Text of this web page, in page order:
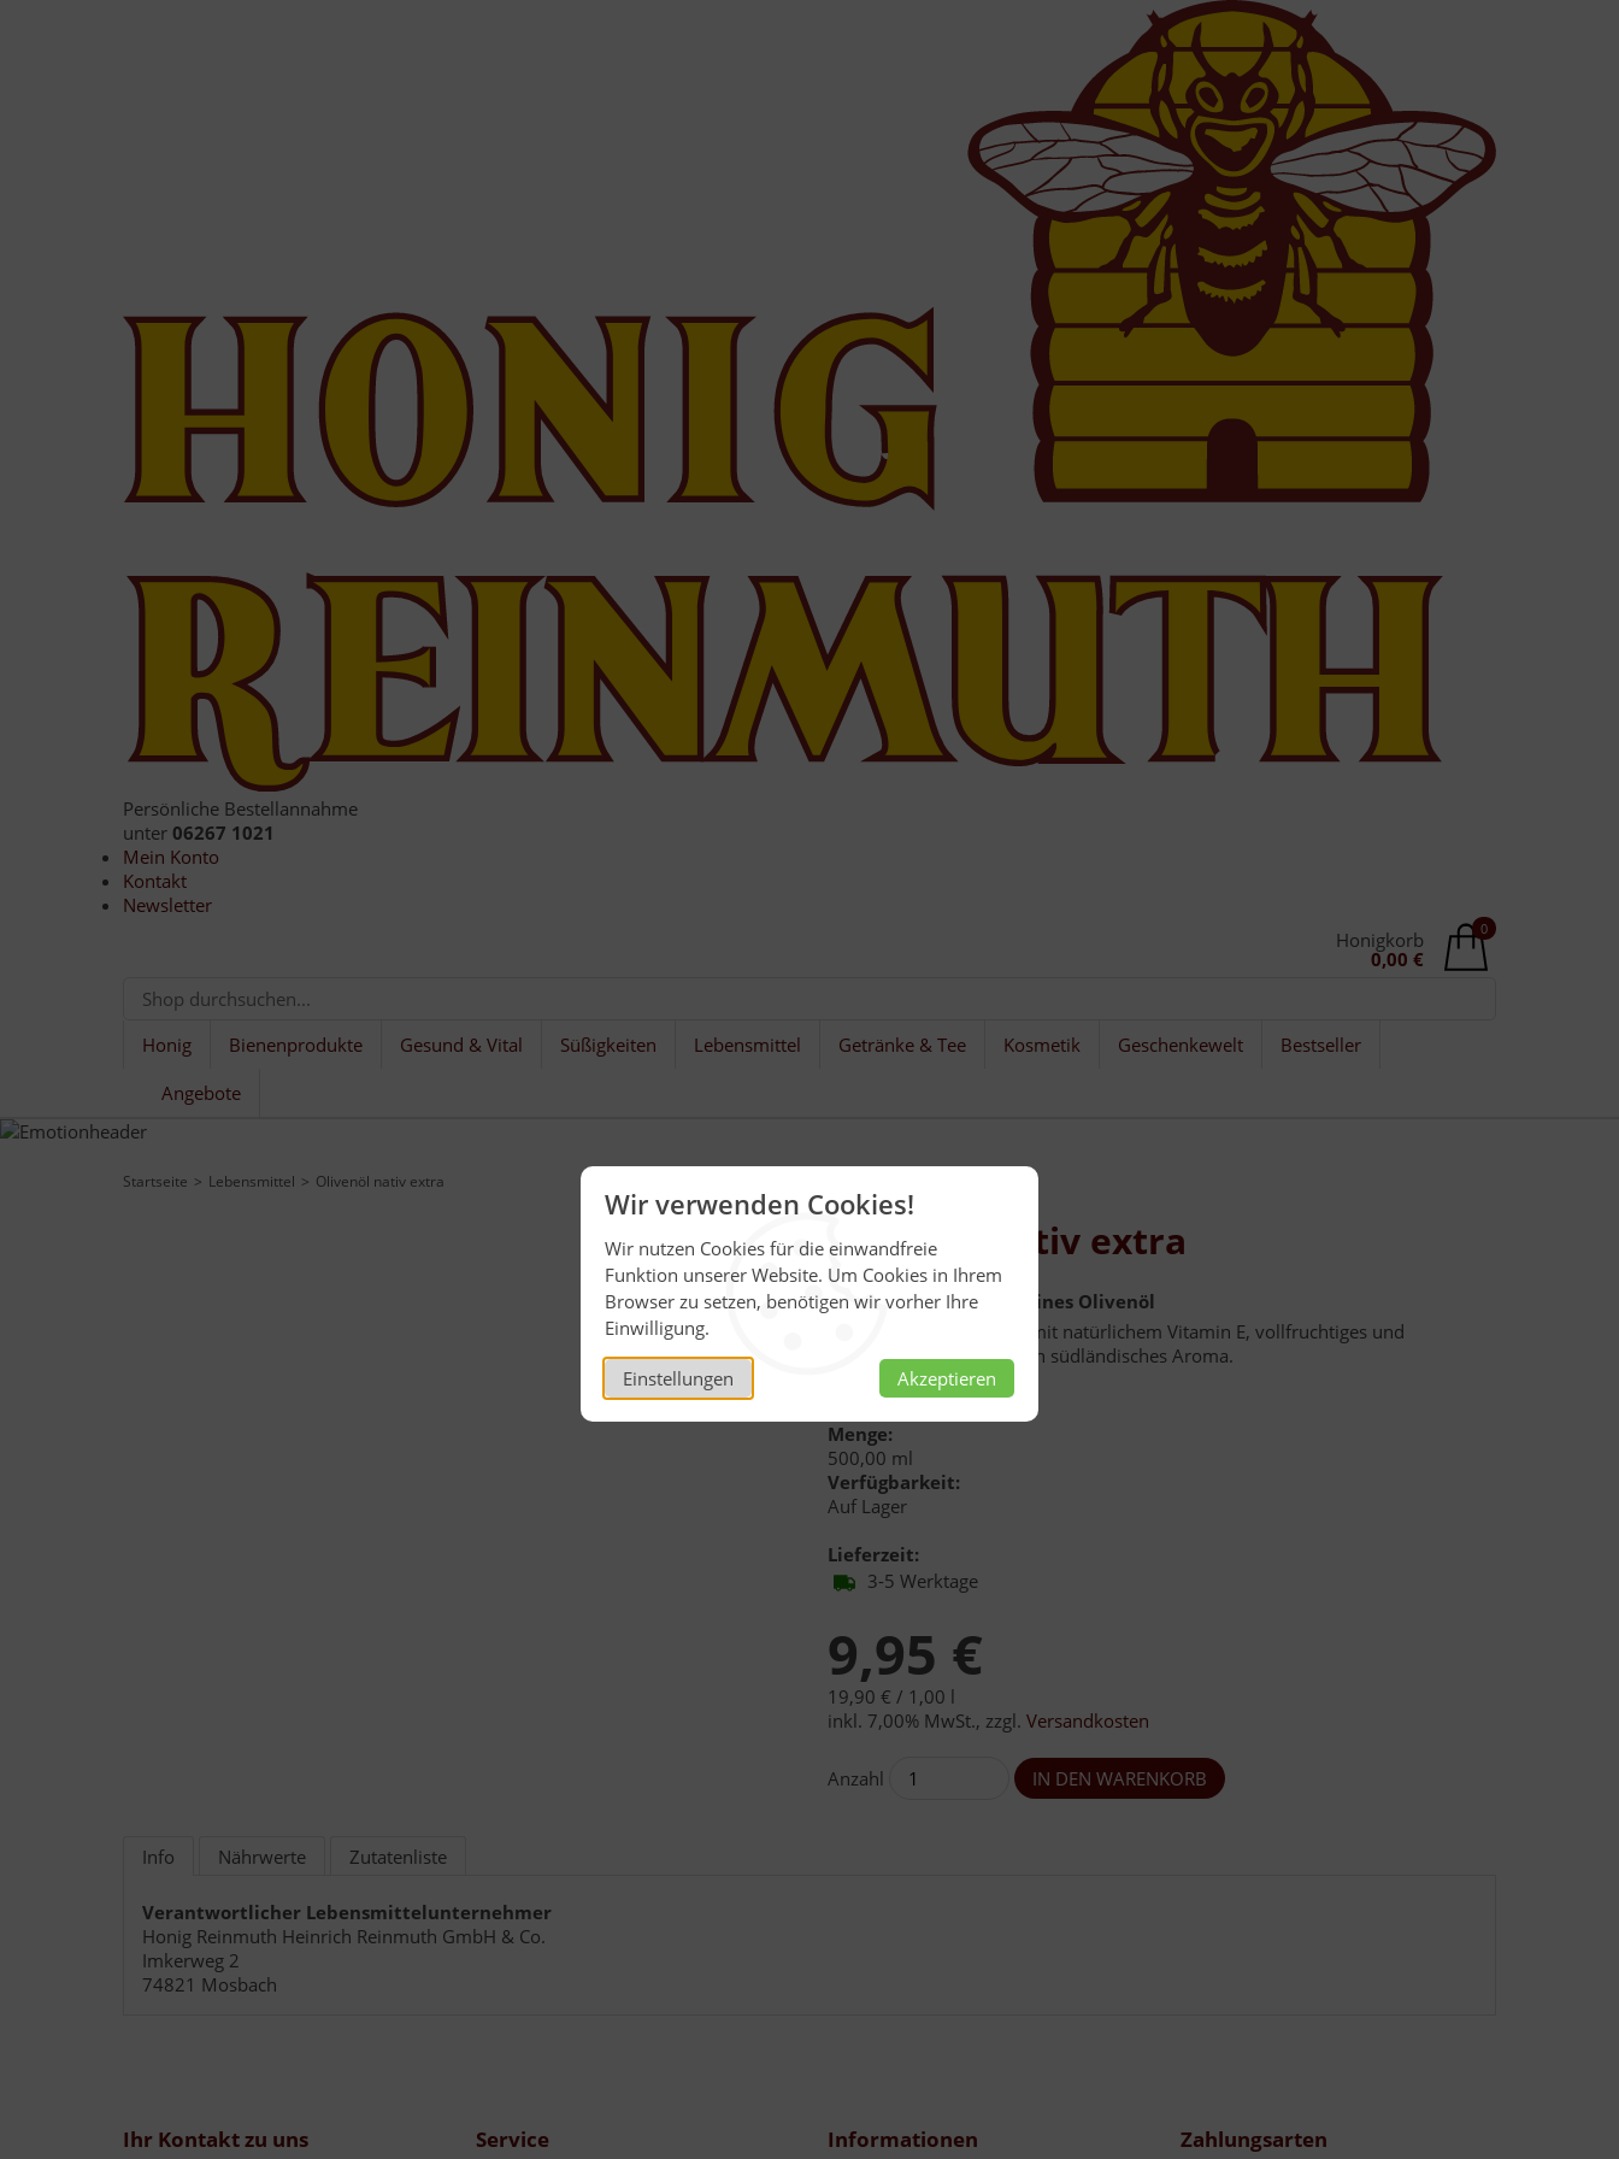
Wir verwenden Cookies!
Wir nutzen Cookies für die einwandfreie
Funktion unserer Website. Um Cookies in Ihrem
Browser zu setzen, benötigen wir vorher Ihre
Einwilligung.
Einstellungen Akzeptieren
Persönliche Bestellannahme
unter 06267 1021
Mein Konto
Kontakt
Newsletter
0
Honigkorb
0,00 €
Honig Bienenprodukte Gesund & Vital Süßigkeiten Lebensmittel Getränke & Tee Kosmetik Geschenkewelt
Bestseller
Angebote
Startseite Lebensmittel Olivenöl nativ extra
Olivenöl nativ extra
Olio puro garantiert reines Olivenöl
Kalt gepreßt, nativ extra mit natürlichem Vitamin E, vollfruchtiges und
harmonisches und typisch südländisches Aroma.
Inhalt: 500 ml
Menge:
500,00 ml
Verfügbarkeit:
Auf Lager
Lieferzeit:
3-5 Werktage
9,95 €
19,90 € / 1,00 l
inkl. 7,00% MwSt., zzgl. Versandkosten
Anzahl
Info Nährwerte Zutatenliste
Verantwortlicher Lebensmittelunternehmer
Honig Reinmuth Heinrich Reinmuth GmbH & Co.
Imkerweg 2
74821 Mosbach
Ihr Kontakt zu uns Service Informationen Zahlungsarten